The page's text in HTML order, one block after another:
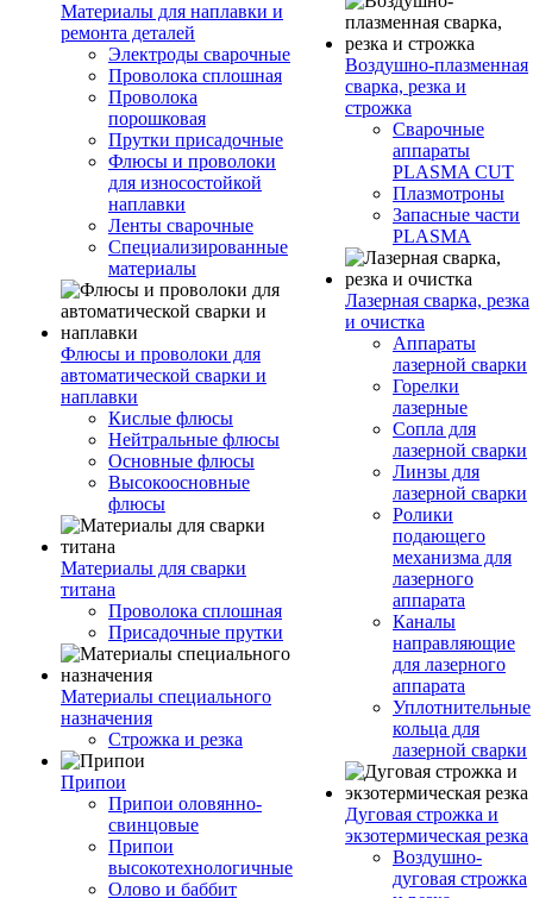
Материалы для наплавки и
ремонта деталей
Электроды сварочные
Проволока сплошная
Проволока
порошковая
Прутки присадочные
Флюсы и проволоки
для износостойкой
наплавки
Ленты сварочные
Специализированные
материалы
Флюсы и проволоки для
автоматической сварки и
наплавки
Кислые флюсы
Нейтральные флюсы
Основные флюсы
Высокоосновные
флюсы
Материалы для сварки
титана
Проволока сплошная
Присадочные прутки
Материалы специального
назначения
Строжка и резка
Припои
Припои оловянно-
свинцовые
Припои
высокотехнологичные
Олово и баббит
Воздушно-плазменная
сварка, резка и
строжка
Сварочные
аппараты
PLASMA CUT
Плазмотроны
Запасные части
PLASMA
Лазерная сварка, резка
и очистка
Аппараты
лазерной сварки
Горелки
лазерные
Сопла для
лазерной сварки
Линзы для
лазерной сварки
Ролики
подающего
механизма для
лазерного
аппарата
Каналы
направляющие
для лазерного
аппарата
Уплотнительные
кольца для
лазерной сварки
Дуговая строжка и
экзотермическая резка
Воздушно-
дуговая строжка